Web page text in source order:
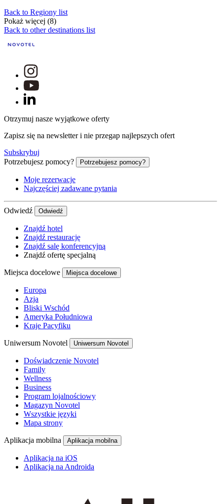
Back to Regiony list
Pokaż więcej (8)
Back to other destinations list
Otrzymuj nasze wyjątkowe oferty
Zapisz się na newsletter i nie przegap najlepszych ofert
Subskrybuj
Potrzebujesz pomocy?
Potrzebujesz pomocy?
Moje rezerwacje
Najczęściej zadawane pytania
Odwiedź Odwiedź
Znajdź hotel
Znajdź restaurację
Znajdź salę konferencyjną
Znajdź ofertę specjalną
Miejsca docelowe Miejsca docelowe
Europa
Azja
Bliski Wschód
Ameryka Południowa
Kraje Pacyfiku
Uniwersum Novotel Uniwersum Novotel
Doświadczenie Novotel
Family
Wellness
Business
Program lojalnościowy
Magazyn Novotel
Wszystkie języki
Mapa strony
Aplikacja mobilna Aplikacja mobilna
Aplikacja na iOS
Aplikacja na Androida